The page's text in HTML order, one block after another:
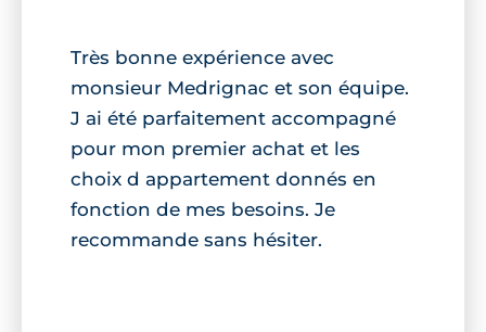
Très bonne expérience avec
monsieur Medrignac et son équipe.
J ai été parfaitement accompagné
pour mon premier achat et les
choix d appartement donnés en
fonction de mes besoins. Je
recommande sans hésiter.